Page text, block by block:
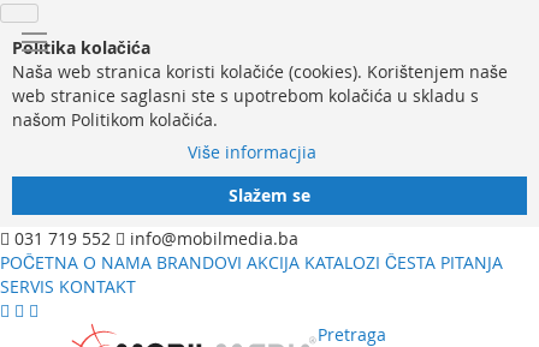
Politika kolačića
Naša web stranica koristi kolačiće (cookies). Korištenjem naše
web stranice saglasni ste s upotrebom kolačića u skladu s
našom Politikom kolačića.
Više informacjia
Slažem se
031 719 552
info@mobilmedia.ba
POČETNA O NAMA BRANDOVI AKCIJA KATALOZI ČESTA PITANJA
SERVIS KONTAKT
Pretraga